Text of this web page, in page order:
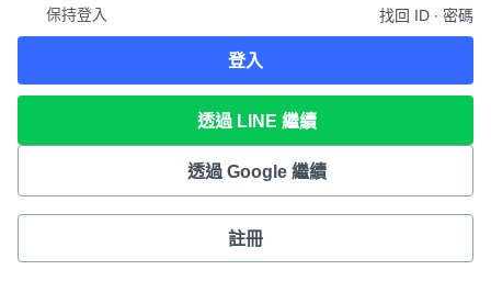
保持登入 找回 ID ∙ 密碼
登入
透過 LINE 繼續
透過 Google 繼續
註冊